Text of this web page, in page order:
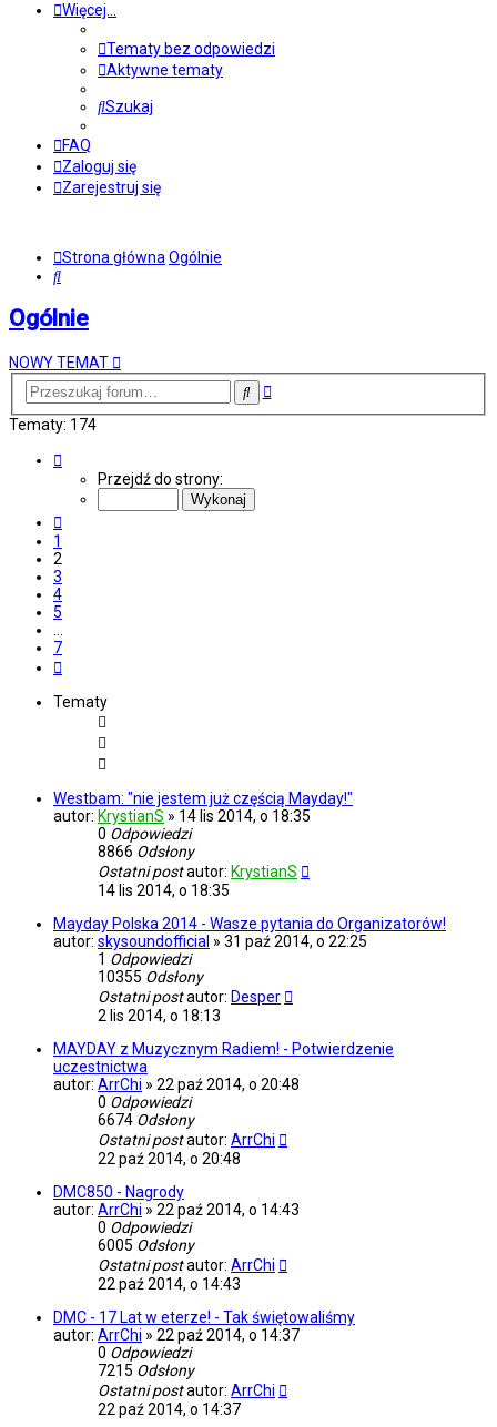
Więcej…
Tematy bez odpowiedzi
Aktywne tematy
Szukaj
FAQ
Zaloguj się
Zarejestruj się
Strona główna Ogólnie
Szukaj
Ogólnie
NOWY TEMAT
SzukajWyszukiwanie
Tematy: 174
Przejdź do strony:
1
2
3
4
5
…
7
Tematy
Westbam: "nie jestem już częścią Mayday!"
autor: KrystianS » 14 lis 2014, o 18:35
0 Odpowiedzi
8866 Odsłony
Ostatni postautor: KrystianS
14 lis 2014, o 18:35
Mayday Polska 2014 - Wasze pytania do Organizatorów!
autor: skysoundofficial » 31 paź 2014, o 22:25
1 Odpowiedzi
10355 Odsłony
Ostatni postautor: Desper
2 lis 2014, o 18:13
MAYDAY z Muzycznym Radiem! - Potwierdzenie
uczestnictwa
autor: ArrChi » 22 paź 2014, o 20:48
0 Odpowiedzi
6674 Odsłony
Ostatni postautor: ArrChi
22 paź 2014, o 20:48
DMC850 - Nagrody
autor: ArrChi » 22 paź 2014, o 14:43
0 Odpowiedzi
6005 Odsłony
Ostatni postautor: ArrChi
22 paź 2014, o 14:43
DMC - 17 Lat w eterze! - Tak świętowaliśmy
autor: ArrChi » 22 paź 2014, o 14:37
0 Odpowiedzi
7215 Odsłony
Ostatni postautor: ArrChi
22 paź 2014, o 14:37